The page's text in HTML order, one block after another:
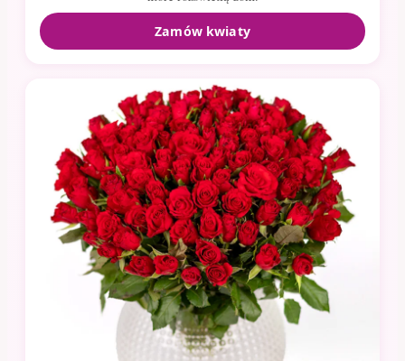
Zamów kwiaty